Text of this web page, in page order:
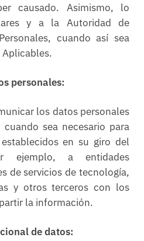
causado. Asimismo, lo
y a la Autoridad de
cuando así sea
Aplicables.
personales:
los datos personales
sea necesario para
en su giro del
ejemplo, a entidades
de servicios de tecnología,
y otros terceros con los
la información.
de datos: